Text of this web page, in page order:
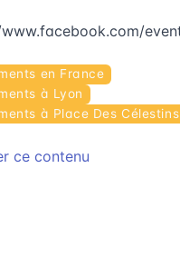
en France
à Lyon
à Place Des Célestins
ce contenu